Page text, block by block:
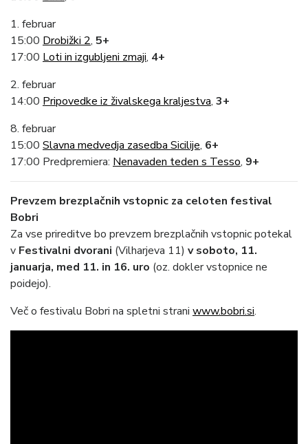
1. februar
15:00 Drobižki 2, 5+
17:00 Loti in izgubljeni zmaji, 4+
2. februar
14:00 Pripovedke iz živalskega kraljestva, 3+
8. februar
15:00 Slavna medvedja zasedba Sicilije, 6+
17:00 Predpremiera: Nenavaden teden s Tesso, 9+
Prevzem brezplačnih vstopnic za celoten festival
Bobri
Za vse prireditve bo prevzem brezplačnih vstopnic potekal
v Festivalni dvorani (Vilharjeva 11) v soboto, 11.
januarja, med 11. in 16. uro (oz. dokler vstopnice ne
poidejo).
Več o festivalu Bobri na spletni strani www.bobri.si.